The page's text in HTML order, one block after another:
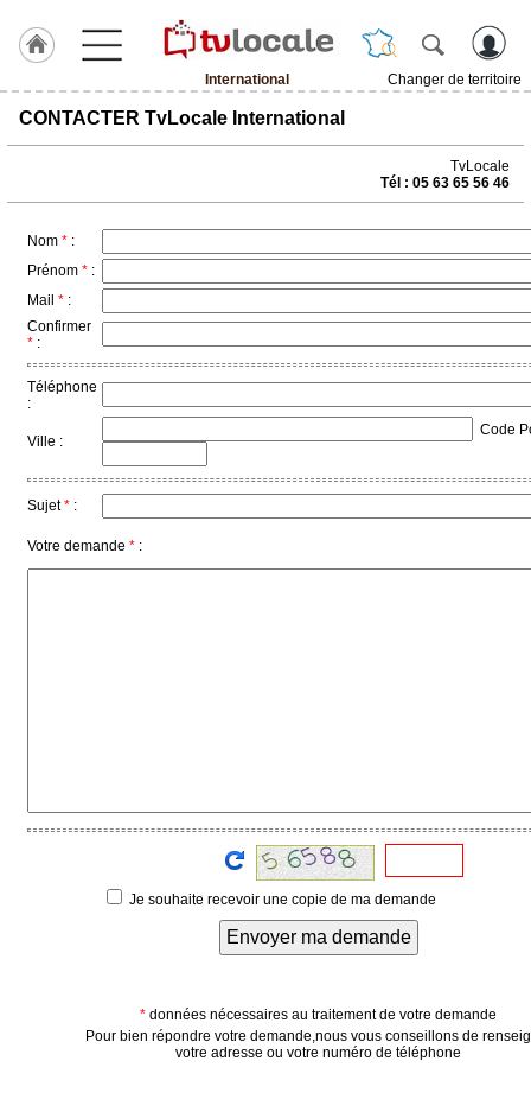
International
Changer de territoire
J'adhère
Hulcoq
International
TvLocale
Accueil
RUBRIQUES
Agenda
Gazette
éditeur
CONTACTER TvLocale International
TvLocale
Tél : 05 63 65 56 46
Nom * :
Prénom * :
Mail * :
Confirmer
* :
Téléphone
:
Ville :
Code
Sujet* :
Votre demande * :
Je souhaite recevoir une copie de ma demande
Envoyer ma demande
* données nécessaires au traitement de votre demande
Pour bien répondre votre demande,nous vous conseillons de
votre adresse ou votre numéro de téléphone